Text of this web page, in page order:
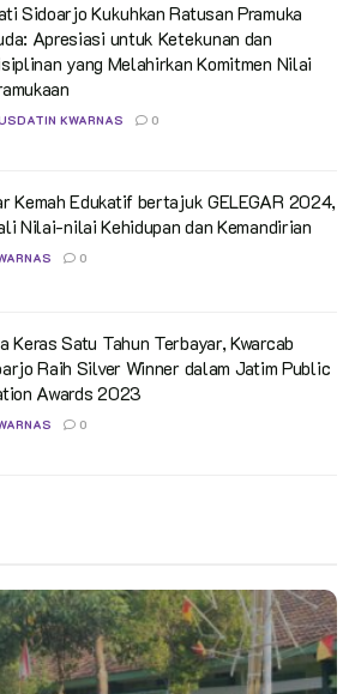
Sidoarjo Kukuhkan Ratusan Pramuka
Apresiasi untuk Ketekunan dan
yang Melahirkan Komitmen Nilai
KWARNAS 0
Kemah Edukatif bertajuk GELEGAR 2024,
Nilai-nilai Kehidupan dan Kemandirian
0
Keras Satu Tahun Terbayar, Kwarcab
Raih Silver Winner dalam Jatim Public
Awards 2023
0